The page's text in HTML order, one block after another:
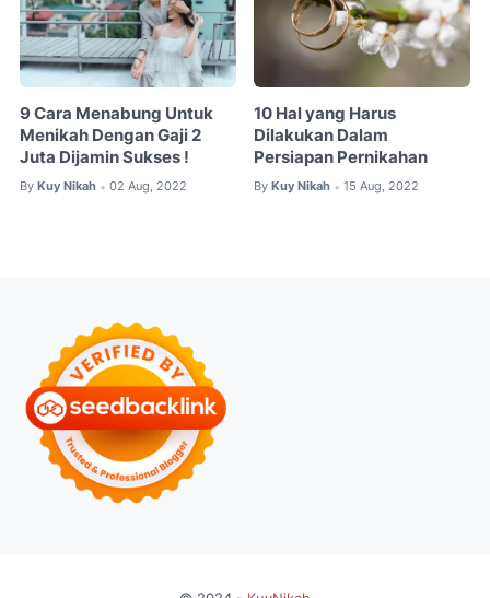
9 Cara Menabung Untuk
Menikah Dengan Gaji 2
Juta Dijamin Sukses !
By Kuy Nikah • 02 Aug, 2022
10 Hal yang Harus
Dilakukan Dalam
Persiapan Pernikahan
By Kuy Nikah • 15 Aug, 2022